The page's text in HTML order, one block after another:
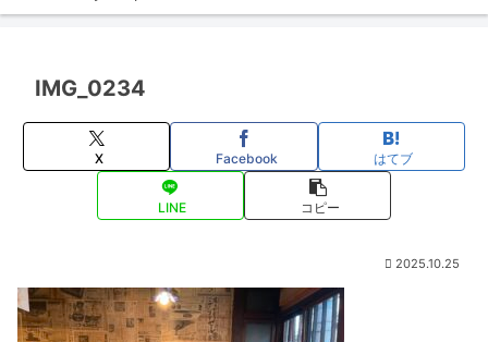
IMG_0234
X Facebook はてブ
LINE コピー
2025.10.25